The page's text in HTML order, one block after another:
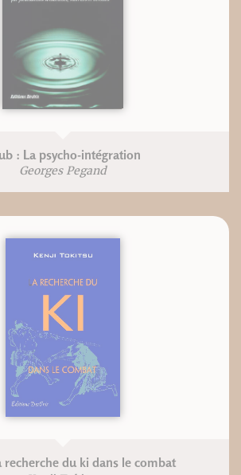
: La psycho-intégration
Georges Pegand
recherche du ki dans le combat